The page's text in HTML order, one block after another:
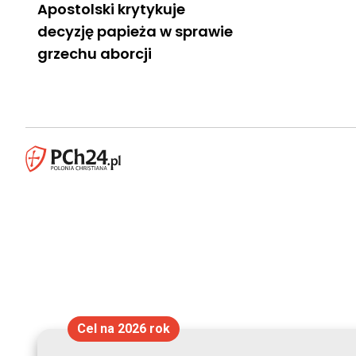
Apostolski krytykuje
decyzję papieża w sprawie
grzechu aborcji
Cel na 2026 rok